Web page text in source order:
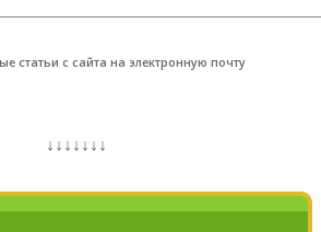
статьи с сайта на электронную почту
↓↓↓↓↓↓↓